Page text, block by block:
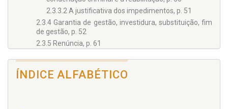
2.3.3.2 A justificativa dos impedimentos, p. 51
2.3.4 Garantia de gestão, investidura, substituição, fim
de gestão, p. 52
2.3.5 Renúncia, p. 61
Capítulo 3 - OS ÓRGÃOS ADMINISTRATIVOS SOCIETÁRIOS, p.
67ÍNDICE ALFABÉTICO